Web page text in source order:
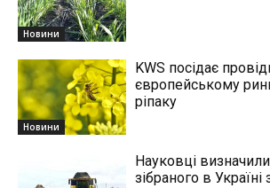
Новини
Новини
KWS посідає
європейському
ріпаку
Науковці визначили
зібраного в Україні